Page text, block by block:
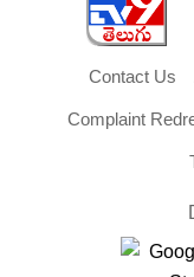
Contact Us
Complaint